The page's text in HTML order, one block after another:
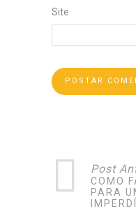
Site
Post
COMO
PARA